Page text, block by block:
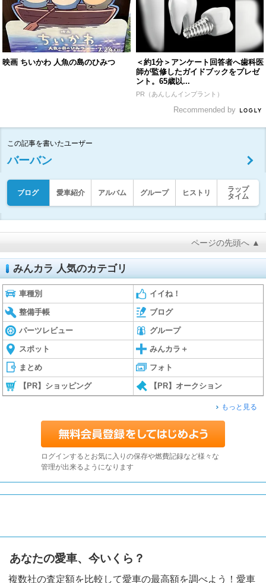
映画 ちいかわ 人魚の島のひみつ
＜約1分＞アンケート回答者へ歯科医
師が監修したガイドブックをプレゼ
ント。65歳以...
PR（あんしんインプラント）
Recommended by
この記事を書いたユーザー
バーバン
ブログ 愛車紹介 アルバム グループ ヒストリ
ラップ
タイム
ページの先頭へ ▲
みんカラ 人気のカテゴリ
車種別 イイね！
整備手帳 ブログ
パーツレビュー グループ
スポット みんカラ＋
まとめ フォト
【PR】ショッピング 【PR】オークション
もっと見る
ログインするとお気に入りの保存や燃費記録など様々な
管理が出来るようになります
あなたの愛車、今いくら？
複数社の査定額を比較して愛車の最高額を調べよう！愛車